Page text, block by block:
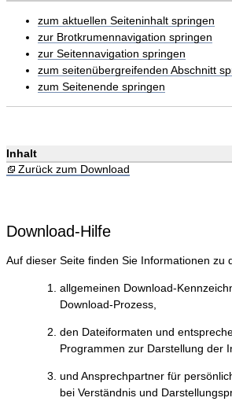
zum aktuellen Seiteninhalt springen
zur Brotkrumennavigation springen
zur Seitennavigation springen
zum seitenübergreifenden Abschnitt
zum Seitenende springen
Inhalt
Zurück zum Download
Download-Hilfe
Auf dieser Seite finden Sie Informationen zu
allgemeinen Download-
Download-Prozess,
den Dateiformaten und
Programmen zur Darstellung der
und Ansprechpartner für
bei Verständnis und